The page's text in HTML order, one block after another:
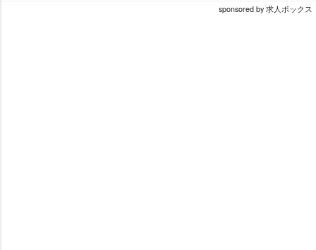
sponsored by 求人ボックス